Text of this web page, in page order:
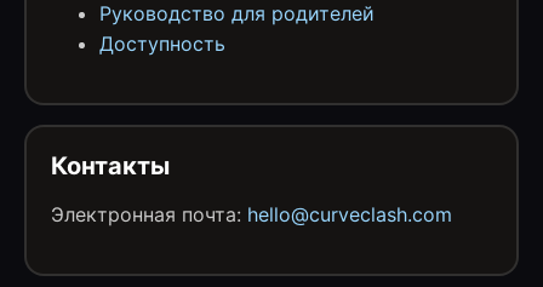
Руководство для родителей
Доступность
Контакты
Электронная почта: hello@curveclash.com